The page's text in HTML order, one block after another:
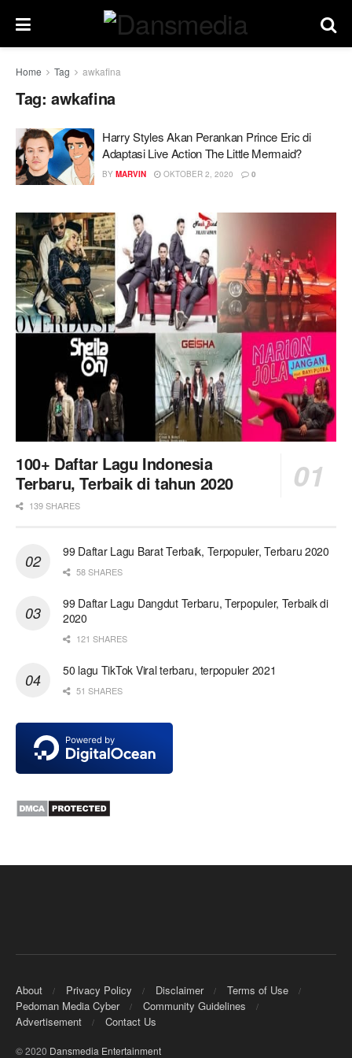
Home Tag awkafina
Tag: awkafina
Harry Styles Akan Perankan Prince Eric di
Adaptasi Live Action The Little Mermaid?
BY MARVIN OKTOBER 2, 2020 0
100+ Daftar Lagu Indonesia
Terbaru, Terbaik di tahun 2020
139 SHARES
99 Daftar Lagu Barat Terbaik, Terpopuler, Terbaru 2020
58 SHARES
99 Daftar Lagu Dangdut Terbaru, Terpopuler, Terbaik di
2020
121 SHARES
50 lagu TikTok Viral terbaru, terpopuler 2021
51 SHARES
About Privacy Policy Disclaimer
Terms of Use
Pedoman Media Cyber
Community Guidelines
Advertisement
Contact Us
© 2020 Dansmedia Entertainment